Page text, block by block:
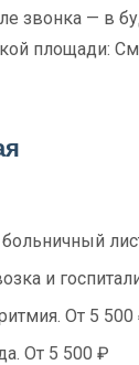
звонка — в
площади:
и
От 5 500
От 5 500 ₽